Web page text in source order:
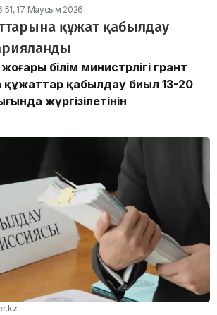
17 Маусым 2026
құжат қабылдау
білім министрлігі грант
құжаттар қабылдау биыл 13-20
жүргізілетінін